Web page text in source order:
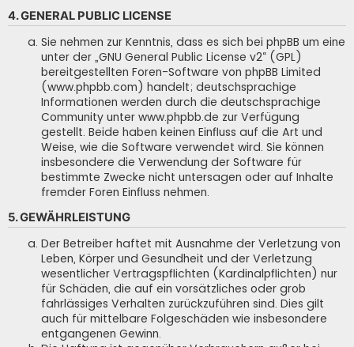
4. GENERAL PUBLIC LICENSE
Sie nehmen zur Kenntnis, dass es sich bei phpBB um eine
unter der „GNU General Public License v2“ (GPL)
bereitgestellten Foren-Software von phpBB Limited
(www.phpbb.com) handelt; deutschsprachige
Informationen werden durch die deutschsprachige
Community unter www.phpbb.de zur Verfügung
gestellt. Beide haben keinen Einfluss auf die Art und
Weise, wie die Software verwendet wird. Sie können
insbesondere die Verwendung der Software für
bestimmte Zwecke nicht untersagen oder auf Inhalte
fremder Foren Einfluss nehmen.
5. GEWÄHRLEISTUNG
Der Betreiber haftet mit Ausnahme der Verletzung von
Leben, Körper und Gesundheit und der Verletzung
wesentlicher Vertragspflichten (Kardinalpflichten) nur
für Schäden, die auf ein vorsätzliches oder grob
fahrlässiges Verhalten zurückzuführen sind. Dies gilt
auch für mittelbare Folgeschäden wie insbesondere
entgangenen Gewinn.